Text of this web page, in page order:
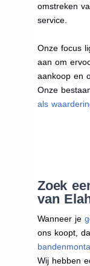
omstreken
service.
Onze focus
aan om
aankoop en
Onze
als
Zoek
van
Wanneer je
ons koopt,
Wij hebben